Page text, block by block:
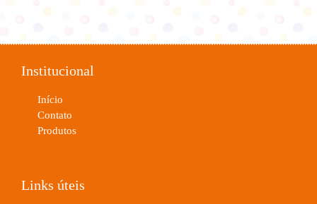
Institucional
Início
Contato
Produtos
Links úteis